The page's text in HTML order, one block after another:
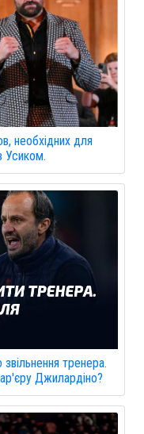
необхідних для
Усиком.
тренера.
Джилардіно?